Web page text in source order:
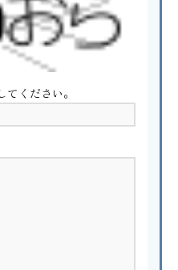
ください。